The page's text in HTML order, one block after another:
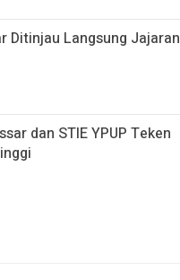
Ditinjau Langsung Jajaran
dan STIE YPUP Teken